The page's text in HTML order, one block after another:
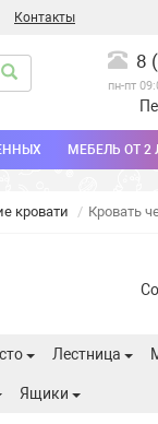
Контакты
8
пн-пт
МЕБЕЛЬ ОТ 2
кровати Кровать
Лестница
Ящики